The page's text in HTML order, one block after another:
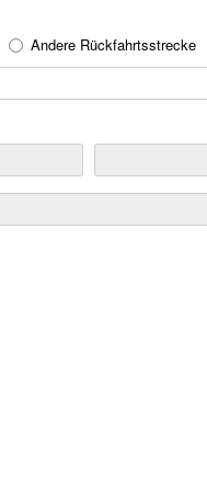
Andere Rückfahrtsstrecke